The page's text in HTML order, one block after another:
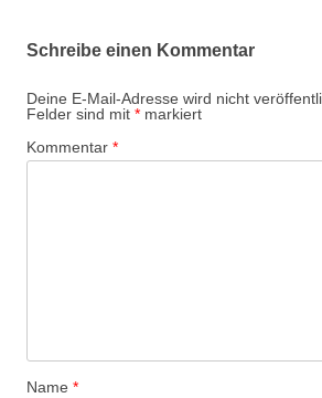
Schreibe einen Kommentar
Deine E-Mail-Adresse wird nicht
Felder sind mit * markiert
Kommentar *
Name *